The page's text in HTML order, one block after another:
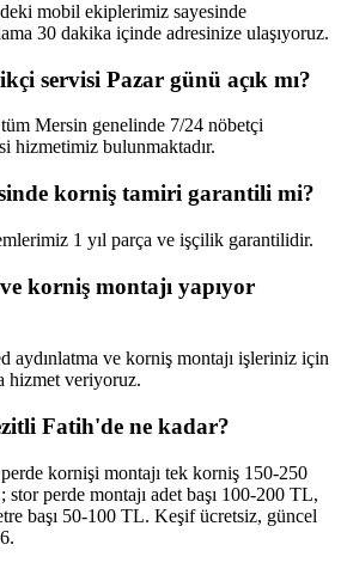
mobil ekiplerimiz sayesinde
30 dakika içinde adresinize ulaşıyoruz.
servisi Pazar günü açık mı?
Mersin genelinde 7/24 nöbetçi
hizmetimiz bulunmaktadır.
korniş tamiri garantili mi?
1 yıl parça ve işçilik garantilidir.
korniş montajı yapıyor
aydınlatma ve korniş montajı işleriniz için
hizmet veriyoruz.
Fatih'de ne kadar?
kornişi montajı tek korniş 150-250
perde montajı adet başı 100-200 TL,
başı 50-100 TL. Keşif ücretsiz, güncel